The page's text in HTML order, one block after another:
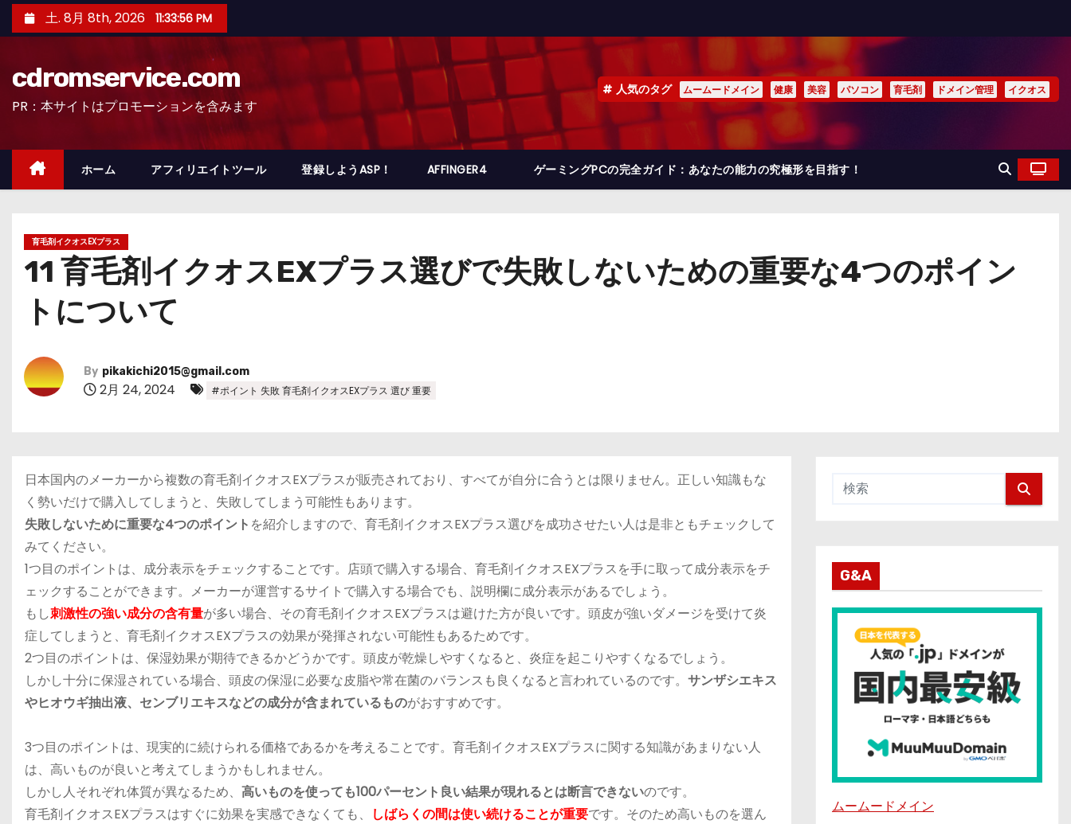
ン
ッ
土. 8月 8th, 2026 11:33:57 PM
cdromservice.com
PR：本サイトはプロモーションを含みます
人気のタグ ムームードメイン 健康 美容 パソコン 育毛剤 ドメイン管理 イクオス
ホーム アフィリエイトツール 登録しようASP！ AFFINGER4 ゲーミングPCの完全ガイド：あなたの能力の究極形を目指す！
育毛剤イクオスEXプラス
11 育毛剤イクオスEXプラス選びで失敗しないための重要な4つのポイン
トについて
By pikakichi2015@gmail.com
2月 24, 2024 #ポイント 失敗 育毛剤イクオスEXプラス 選び 重要
日本国内のメーカーから複数の育毛剤イクオスEXプラスが販売されており、すべてが自分に合うとは限りません。正しい知識もな
く勢いだけで購入してしまうと、失敗してしまう可能性もあります。
失敗しないために重要な4つのポイント を紹介しますので、育毛剤イクオスEXプラス選びを成功させたい人は是非ともチェックして
みてください。
1つ目のポイントは、 成分表示をチェックすることです。店頭で購入する場合、育毛剤イクオスEXプラスを手に取って成分表示をチ
ェックすることができます。メーカーが運営するサイトで購入する場合でも、説明欄に成分表示があるでしょう。
もし刺激性の強い成分の含有量が多い場合、その育毛剤イクオスEXプラスは避けた方が良いです。頭皮が強いダメージを受けて炎
症してしまうと、育毛剤イクオスEXプラスの効果が発揮されない可能性もあるためです。
2つ目のポイントは、 保湿効果が期待できるかどうかです。頭皮が乾燥しやすくなると、炎症を起こりやすくなるでしょう。
しかし十分に保湿されている場合、頭皮の保湿に必要な皮脂や常在菌のバランスも良くなると言われているのです。 サンザシエキス
やヒオウギ抽出液、センブリエキスなどの成分が含まれているものがおすすめです。
3つ目のポイントは、 現実的に続けられる価格であるかを考えることです。育毛剤イクオスEXプラスに関する知識があまりない人
は、高いものが良いと考えてしまうかもしれません。
しかし人それぞれ体質が異なるため、 高いものを使っても100パーセント良い結果が現れるとは断言できないのです。
育毛剤イクオスEXプラスはすぐに効果を実感できなくても、
しばらくの間は使い続けることが重要です。そのため高いものを選ん
G&A
ムームードメイン